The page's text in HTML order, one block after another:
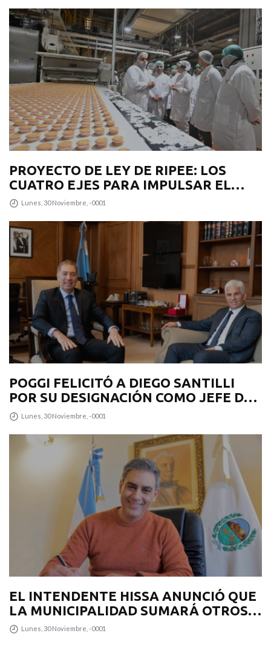
PROYECTO DE LEY DE RIPEE: LOS
CUATRO EJES PARA IMPULSAR EL
DESARROLLO PRODUCTIVO EN LA
Lunes, 30 Noviembre, -0001
POGGI FELICITÓ A DIEGO SANTILLI
POR SU DESIGNACIÓN COMO JEFE DE
GABINETE
Lunes, 30 Noviembre, -0001
EL INTENDENTE HISSA ANUNCIÓ QUE
LA MUNICIPALIDAD SUMARÁ OTROS
12 COLECTIVOS 0KM PARA
Lunes, 30 Noviembre, -0001